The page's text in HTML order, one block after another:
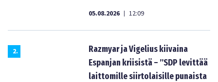
05.08.2026 | 12:09
2.
Razmyar ja Vigelius kiivaina
Espanjan kriisistä – ”SDP levittää
laittomille siirtolaisille punaista